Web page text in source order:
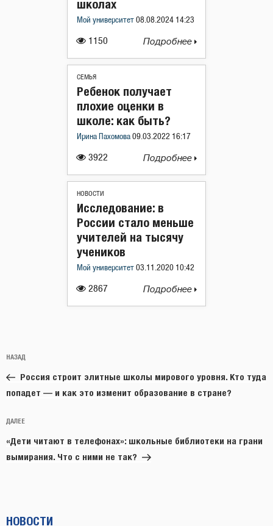
1150
школах
Мой университет 08.08.2024 14:23
Подробнее
СЕМЬЯ
3922
Ребенок получает
плохие оценки в
школе: как быть?
Ирина Пахомова 09.03.2022 16:17
Подробнее
НОВОСТИ
2867
Исследование: в
России стало меньше
учителей на тысячу
учеников
Мой университет 03.11.2020 10:42
Подробнее
по
записям
Предыдущая
запись:
НАЗАД
Россия строит элитные школы мирового уровня. Кто туда
попадет — и как это изменит образование в стране?
Следующая
запись
ДАЛЕЕ
«Дети читают в телефонах»: школьные библиотеки на грани
вымирания. Что с ними не так?
НОВОСТИ